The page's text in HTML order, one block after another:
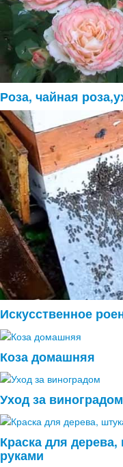
Роза, чайная
Искусственное
Коза домашняя
Уход за виноградом
Краска для
руками